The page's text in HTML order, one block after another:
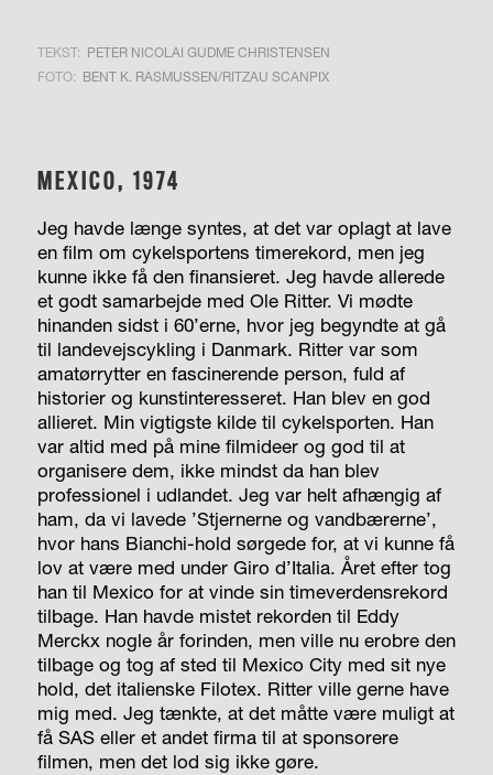
TEKST: PETER NICOLAI GUDME CHRISTENSEN
FOTO: BENT K. RASMUSSEN/RITZAU SCANPIX
MEXICO, 1974
Jeg havde længe syntes, at det var oplagt at lave
en film om cykelsportens timerekord, men jeg
kunne ikke få den finansieret. Jeg havde allerede
et godt samarbejde med Ole Ritter. Vi mødte
hinanden sidst i 60’erne, hvor jeg begyndte at gå
til landevejscykling i Danmark. Ritter var som
amatørrytter en fascinerende person, fuld af
historier og kunstinteresseret. Han blev en god
allieret. Min vigtigste kilde til cykelsporten. Han
var altid med på mine filmideer og god til at
organisere dem, ikke mindst da han blev
professionel i udlandet. Jeg var helt afhængig af
ham, da vi lavede ’Stjernerne og vandbærerne’,
hvor hans Bianchi-hold sørgede for, at vi kunne få
lov at være med under Giro d’Italia. Året efter tog
han til Mexico for at vinde sin timeverdensrekord
tilbage. Han havde mistet rekorden til Eddy
Merckx nogle år forinden, men ville nu erobre den
tilbage og tog af sted til Mexico City med sit nye
hold, det italienske Filotex. Ritter ville gerne have
mig med. Jeg tænkte, at det måtte være muligt at
få SAS eller et andet firma til at sponsorere
filmen, men det lod sig ikke gøre.